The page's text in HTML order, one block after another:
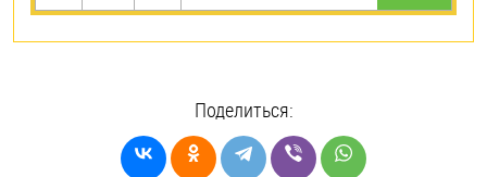
Поделиться: